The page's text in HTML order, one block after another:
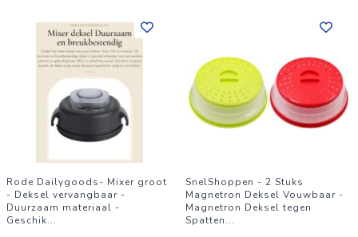
Rode Dailygoods- Mixer groot
- Deksel vervangbaar -
Duurzaam materiaal -
Geschik...
SnelShoppen - 2 Stuks
Magnetron Deksel Vouwbaar -
Magnetron Deksel tegen
Spatten...